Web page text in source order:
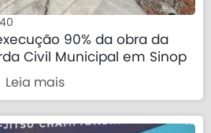
90% da obra da
Civil Municipal em Sinop
Leia mais